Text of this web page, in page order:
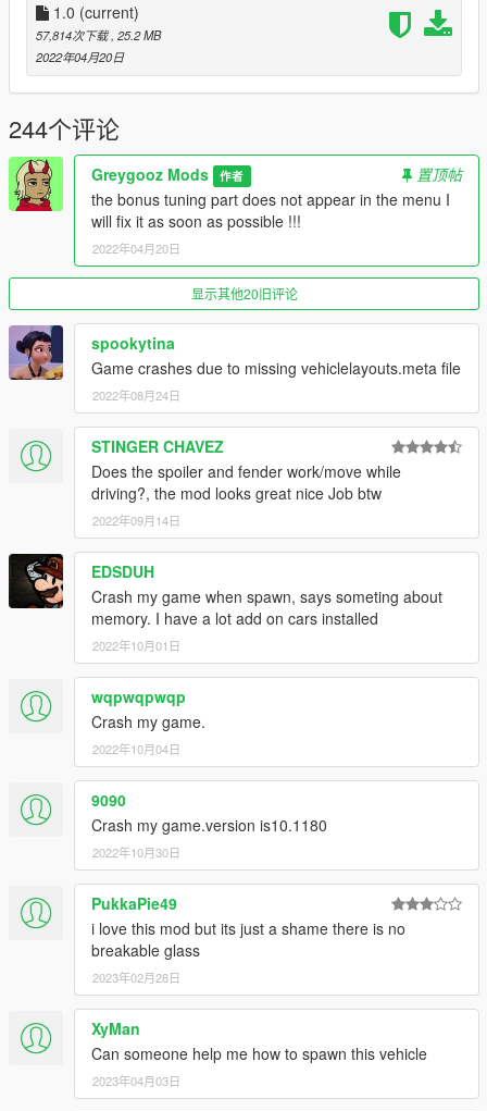
dlcpacks:\amgone\
to spawn the cars amgone
!!! if the model appeals to the community I will finish it in great
detail !!!
1.0 (current)
57,814次下载 , 25.2 MB
2022年04月20日
244个评论
Greygooz Mods 作者
置顶帖
the bonus tuning part does not appear in the menu I
will fix it as soon as possible !!!
2022年04月20日
显示其他20旧评论
spookytina
Game crashes due to missing vehiclelayouts.meta file
2022年08月24日
STINGER CHAVEZ
Does the spoiler and fender work/move while
driving?, the mod looks great nice Job btw
2022年09月14日
EDSDUH
Crash my game when spawn, says someting about
memory. I have a lot add on cars installed
2022年10月01日
wqpwqpwqp
Crash my game.
2022年10月04日
9090
Crash my game.version is10.1180
2022年10月30日
PukkaPie49
i love this mod but its just a shame there is no
breakable glass
2023年02月28日
XyMan
Can someone help me how to spawn this vehicle
2023年04月03日